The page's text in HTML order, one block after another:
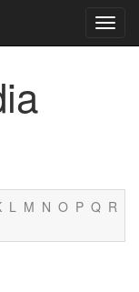
L M N O P Q R